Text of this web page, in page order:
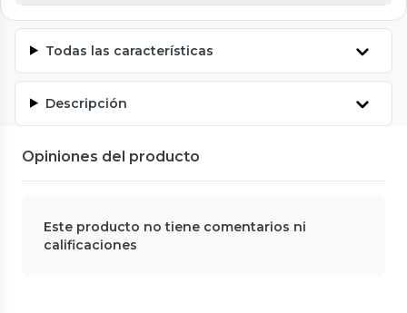
Todas las características
Descripción
Opiniones del producto
Este producto no tiene comentarios ni
calificaciones